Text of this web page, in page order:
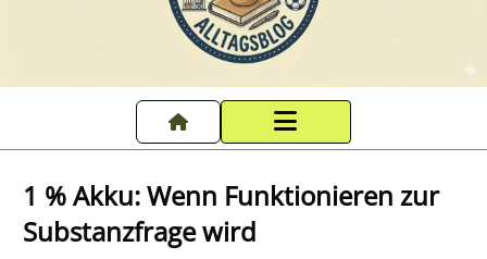
Datenschutzerklärung
1 % Akku: Wenn Funktionieren zur
Substanzfrage wird